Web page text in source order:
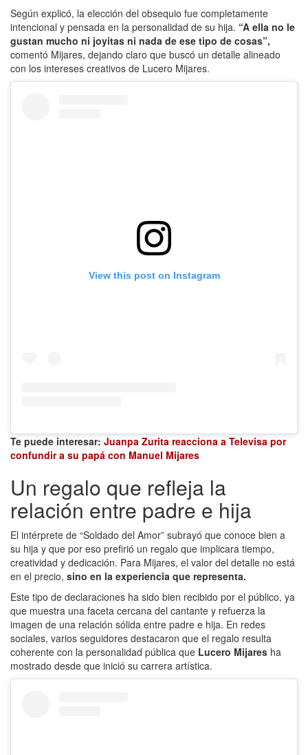
Según explicó, la elección del obsequio fue completamente
intencional y pensada en la personalidad de su hija. “A ella no le
gustan mucho ni joyitas ni nada de ese tipo de cosas”,
comentó Mijares, dejando claro que buscó un detalle alineado
con los intereses creativos de Lucero Mijares.
View this post on Instagram
Te puede interesar: Juanpa Zurita reacciona a Televisa por
confundir a su papá con Manuel Mijares
Un regalo que refleja la
relación entre padre e hija
El intérprete de “Soldado del Amor” subrayó que conoce bien a
su hija y que por eso prefirió un regalo que implicara tiempo,
creatividad y dedicación. Para Mijares, el valor del detalle no está
en el precio, sino en la experiencia que representa.
Este tipo de declaraciones ha sido bien recibido por el público, ya
que muestra una faceta cercana del cantante y refuerza la
imagen de una relación sólida entre padre e hija. En redes
sociales, varios seguidores destacaron que el regalo resulta
coherente con la personalidad pública que Lucero Mijares ha
mostrado desde que inició su carrera artística.